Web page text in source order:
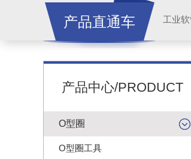
产品直通车 工业
产品中心/PRODUCT
O型圈
O型圈工具